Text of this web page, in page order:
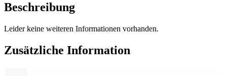
Beschreibung
Leider keine weiteren Informationen vorhanden.
Zusätzliche Information